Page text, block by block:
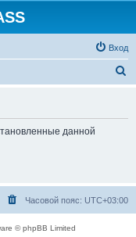
Вход
данной
Часовой пояс: UTC+03:00
© phpBB Limited